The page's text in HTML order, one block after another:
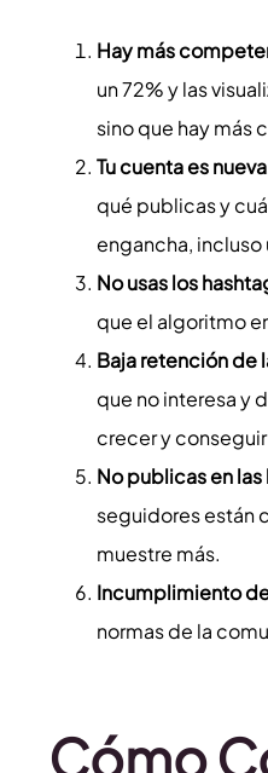
Hay más
un 72% y las
sino que hay más
Tu cuenta es nueva
qué publicas y
engancha,
No usas los
que el algoritmo
Baja retención de
que no interesa y
crecer y conseguir
No publicas en
seguidores están
muestre más.
Incumplimiento
normas de la
Cómo